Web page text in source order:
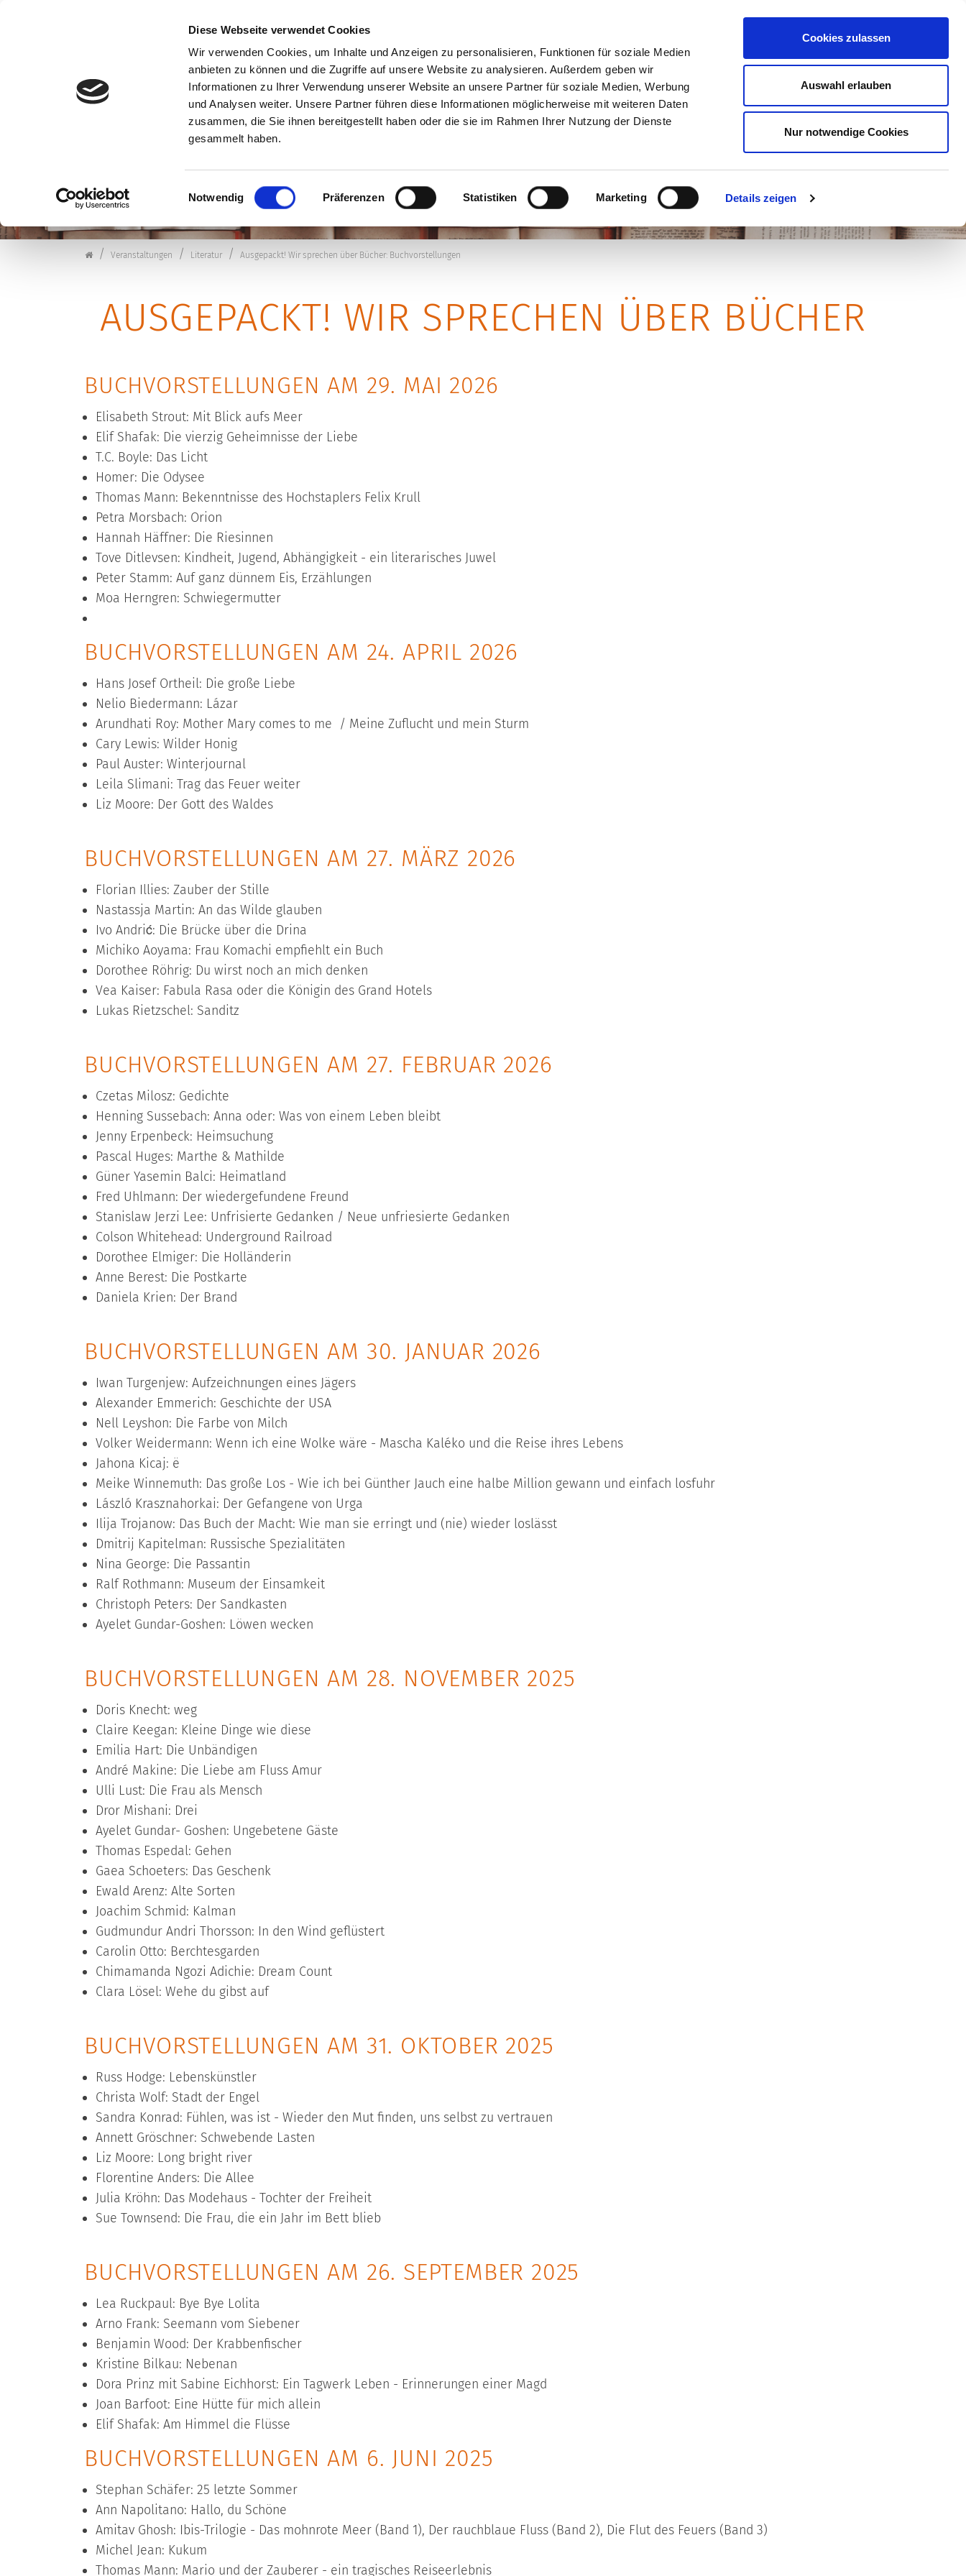
Diese Webseite verwendet Cookies
Wir verwenden Cookies, um Inhalte und Anzeigen zu personalisieren, Funktionen für soziale Medien
anbieten zu können und die Zugriffe auf unsere Website zu analysieren. Außerdem geben wir
Informationen zu Ihrer Verwendung unserer Website an unsere Partner für soziale Medien, Werbung
und Analysen weiter. Unsere Partner führen diese Informationen möglicherweise mit weiteren Daten
zusammen, die Sie ihnen bereitgestellt haben oder die sie im Rahmen Ihrer Nutzung der Dienste
gesammelt haben.
Einwilligungsauswahl
Notwendig Präferenzen Statistiken Marketing Details zeigen
Cookies zulassen
Auswahl erlauben
Nur notwendige Cookies
VERANSTALTUNGEN SKULPTUREN WERKSTATT ÜBER UNS
Kulturforum Schorndorf
Veranstaltungen Literatur Ausgepackt! Wir sprechen über Bücher: Buchvorstellungen
AUSGEPACKT! WIR SPRECHEN ÜBER BÜCHER
BUCHVORSTELLUNGEN AM 29. MAI 2026
Elisabeth Strout: Mit Blick aufs Meer
Elif Shafak: Die vierzig Geheimnisse der Liebe
T.C. Boyle: Das Licht
Homer: Die Odysee
Thomas Mann: Bekenntnisse des Hochstaplers Felix Krull
Petra Morsbach: Orion
Hannah Häffner: Die Riesinnen
Tove Ditlevsen: Kindheit, Jugend, Abhängigkeit - ein literarisches Juwel
Peter Stamm: Auf ganz dünnem Eis, Erzählungen
Moa Herngren: Schwiegermutter
BUCHVORSTELLUNGEN AM 24. APRIL 2026
Hans Josef Ortheil: Die große Liebe
Nelio Biedermann: Lázar
Arundhati Roy: Mother Mary comes to me / Meine Zuflucht und mein Sturm
Cary Lewis: Wilder Honig
Paul Auster: Winterjournal
Leila Slimani: Trag das Feuer weiter
Liz Moore: Der Gott des Waldes
BUCHVORSTELLUNGEN AM 27. MÄRZ 2026
Florian Illies: Zauber der Stille
Nastassja Martin: An das Wilde glauben
Ivo Andrić: Die Brücke über die Drina
Michiko Aoyama: Frau Komachi empfiehlt ein Buch
Dorothee Röhrig: Du wirst noch an mich denken
Vea Kaiser: Fabula Rasa oder die Königin des Grand Hotels
Lukas Rietzschel: Sanditz
BUCHVORSTELLUNGEN AM 27. FEBRUAR 2026
Czetas Milosz: Gedichte
Henning Sussebach: Anna oder: Was von einem Leben bleibt
Jenny Erpenbeck: Heimsuchung
Pascal Huges: Marthe & Mathilde
Güner Yasemin Balci: Heimatland
Fred Uhlmann: Der wiedergefundene Freund
Stanislaw Jerzi Lee: Unfrisierte Gedanken / Neue unfriesierte Gedanken
Colson Whitehead: Underground Railroad
Dorothee Elmiger: Die Holländerin
Anne Berest: Die Postkarte
Daniela Krien: Der Brand
BUCHVORSTELLUNGEN AM 30. JANUAR 2026
Iwan Turgenjew: Aufzeichnungen eines Jägers
Alexander Emmerich: Geschichte der USA
Nell Leyshon: Die Farbe von Milch
Volker Weidermann: Wenn ich eine Wolke wäre - Mascha Kaléko und die Reise ihres Lebens
Jahona Kicaj: ë
Meike Winnemuth: Das große Los - Wie ich bei Günther Jauch eine halbe Million gewann und einfach losfuhr
László Krasznahorkai: Der Gefangene von Urga
Ilija Trojanow: Das Buch der Macht: Wie man sie erringt und (nie) wieder loslässt
Dmitrij Kapitelman: Russische Spezialitäten
Nina George: Die Passantin
Ralf Rothmann: Museum der Einsamkeit
Christoph Peters: Der Sandkasten
Ayelet Gundar-Goshen: Löwen wecken
BUCHVORSTELLUNGEN AM 28. NOVEMBER 2025
Doris Knecht: weg
Claire Keegan: Kleine Dinge wie diese
Emilia Hart: Die Unbändigen
André Makine: Die Liebe am Fluss Amur
Ulli Lust: Die Frau als Mensch
Dror Mishani: Drei
Ayelet Gundar- Goshen: Ungebetene Gäste
Thomas Espedal: Gehen
Gaea Schoeters: Das Geschenk
Ewald Arenz: Alte Sorten
Joachim Schmid: Kalman
Gudmundur Andri Thorsson: In den Wind geflüstert
Carolin Otto: Berchtesgarden
Chimamanda Ngozi Adichie: Dream Count
Clara Lösel: Wehe du gibst auf
BUCHVORSTELLUNGEN AM 31. OKTOBER 2025
Russ Hodge: Lebenskünstler
Christa Wolf: Stadt der Engel
Sandra Konrad: Fühlen, was ist - Wieder den Mut finden, uns selbst zu vertrauen
Annett Gröschner: Schwebende Lasten
Liz Moore: Long bright river
Florentine Anders: Die Allee
Julia Kröhn: Das Modehaus - Tochter der Freiheit
Sue Townsend: Die Frau, die ein Jahr im Bett blieb
BUCHVORSTELLUNGEN AM 26. SEPTEMBER 2025
Lea Ruckpaul: Bye Bye Lolita
Arno Frank: Seemann vom Siebener
Benjamin Wood: Der Krabbenfischer
Kristine Bilkau: Nebenan
Dora Prinz mit Sabine Eichhorst: Ein Tagwerk Leben - Erinnerungen einer Magd
Joan Barfoot: Eine Hütte für mich allein
Elif Shafak: Am Himmel die Flüsse
BUCHVORSTELLUNGEN AM 6. JUNI 2025
Stephan Schäfer: 25 letzte Sommer
Ann Napolitano: Hallo, du Schöne
Amitav Ghosh: Ibis-Trilogie - Das mohnrote Meer (Band 1), Der rauchblaue Fluss (Band 2), Die Flut des Feuers (Band 3)
Michel Jean: Kukum
Thomas Mann: Mario und der Zauberer - ein tragisches Reiseerlebnis